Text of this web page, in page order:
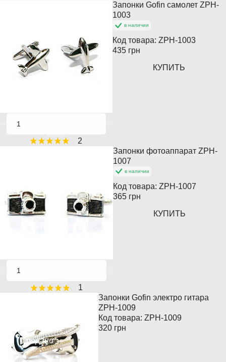
2
Запонки Gofin самолет ZPH-
1003
в наличии
Код товара: ZPH-1003
435 грн
КУПИТЬ
1
Запонки фотоаппарат ZPH-
1007
в наличии
Код товара:ZPH-1007
365 грн
КУПИТЬ
Продано
Запонки Gofin электро гитара
ZPH-1009
Код товара: ZPH-1009
320 грн